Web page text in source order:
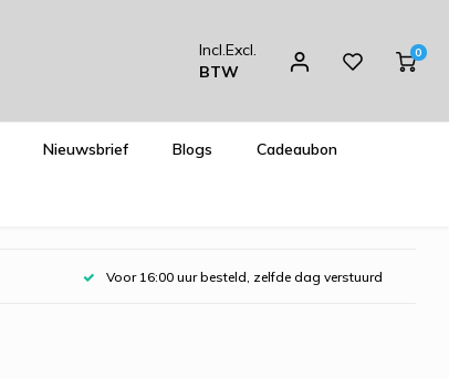
Incl.Excl.
BTW
0
Nieuwsbrief Blogs Cadeaubon
Voor 16:00 uur besteld, zelfde dag verstuurd